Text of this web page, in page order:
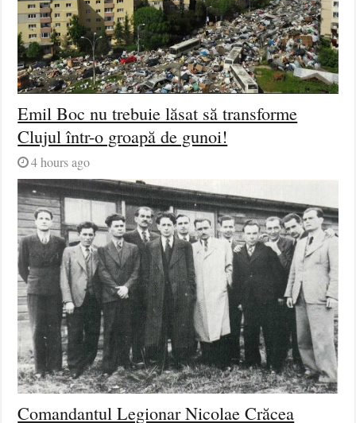
Emil Boc nu trebuie lăsat să transforme
Clujul într-o groapă de gunoi!
4 hours ago
Comandantul Legionar Nicolae Crăcea